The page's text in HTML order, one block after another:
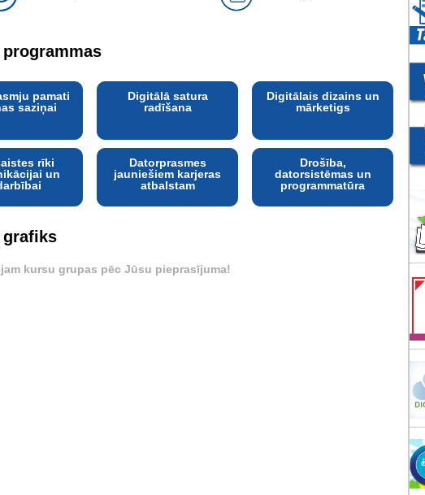
pamati
saziņai
Digitālā satura
radīšana
Digitālais dizains un
mārketigs
rīki
un
Datorprasmes
jauniešiem karjeras
atbalstam
Drošība,
datorsistēmas un
programmatūra
grafiks
kursu grupas pēc Jūsu pieprasījuma!